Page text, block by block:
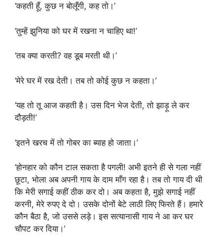
‘कहती हूँ, कुछ न बोलूँगी, कह तो।’
‘तुम्हें झुनिया को घर में रखना न चाहिए था!’
‘तब क्या करती? वह डूब मरती थी।’
‘मेरे घर में रख देती। तब तो कोई कुछ न कहता।’
‘यह तो तू आज कहती है। उस दिन भेज देती, तो झाड़ू ले कर
दौड़ती!’
‘इतने खरच में तो गोबर का ब्याह हो जाता।’
‘होनहार को कौन टाल सकता है पगली! अभी इतने ही से गला नहीं
छूटा, भोला अब अपनी गाय के दाम माँग रहा है। तब तो गाय दी थी
कि मेरी सगाई कहीं ठीक कर दो। अब कहता है, मुझे सगाई नहीं
करनी, मेरे रुपए दे दो। उसके दोनों बेटे लाठी लिए फिरते हैं। हमारे
कौन बैठा है, जो उससे लड़े। इस सत्यानासी गाय ने आ कर घर
चौपट कर दिया।’